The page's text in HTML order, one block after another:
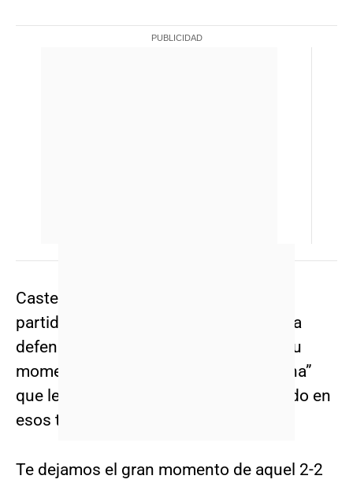
Castec no se achicó y en un correcto
partido supo imponerse en medio de la
defensa rival. Preludio perfecto para su
momento estelar, el gran gol de “chilena”
que le anotó al mejor portero del mundo en
esos tiempos, Ubaldo Matildo Fillol.
Te dejamos el gran momento de aquel 2-2